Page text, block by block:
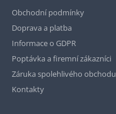
Obchodní podmínky
Doprava a platba
Informace o GDPR
Poptávka a firemní zákazníci
Záruka spolehlivého obchodu
Kontakty